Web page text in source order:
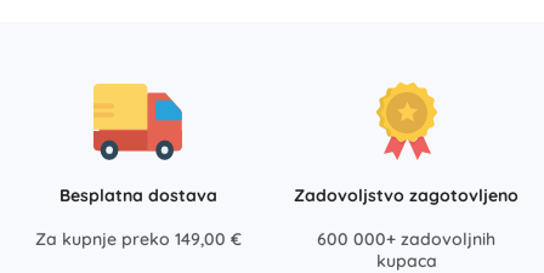
Besplatna dostava
Za kupnje preko 149,00 €
Zadovoljstvo zagotovljeno
600 000+ zadovoljnih
kupaca